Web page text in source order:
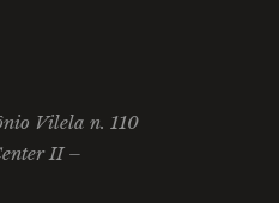
Vilela n. 110
II –